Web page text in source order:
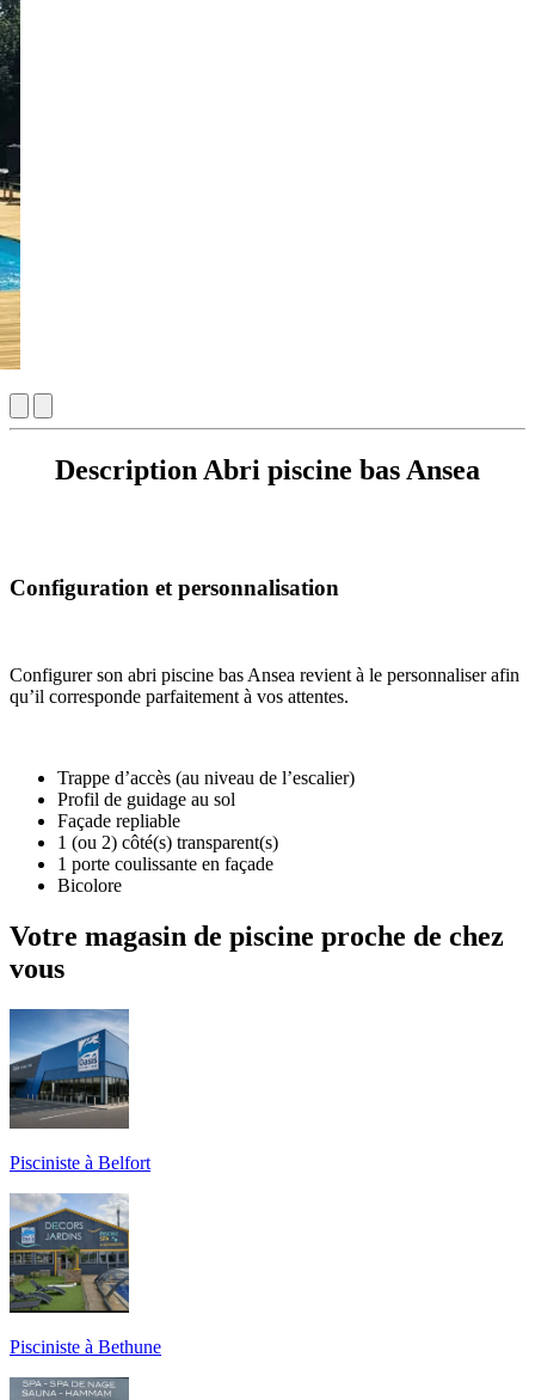
Description Abri piscine bas Ansea
Configuration et personnalisation
Configurer son abri piscine bas Ansea revient à le personnaliser afin
qu’il corresponde parfaitement à vos attentes.
Trappe d’accès (au niveau de l’escalier)
Profil de guidage au sol
Façade repliable
1 (ou 2) côté(s) transparent(s)
1 porte coulissante en façade
Bicolore
Votre magasin de piscine proche de chez
vous
Pisciniste à Belfort
Pisciniste à Bethune